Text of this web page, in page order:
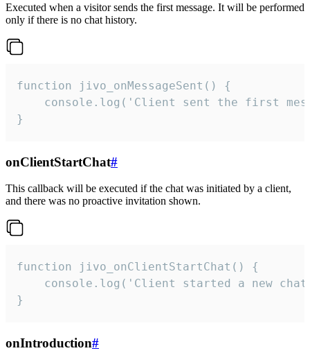
Executed when a visitor sends the first message. It will be performed
only if there is no chat history.
function jivo_onMessageSent() {
console.log('Client sent the first
}
onClientStartChat#
This callback will be executed if the chat was initiated by a client,
and there was no proactive invitation shown.
function jivo_onClientStartChat() {
console.log('Client started a new
}
onIntroduction#